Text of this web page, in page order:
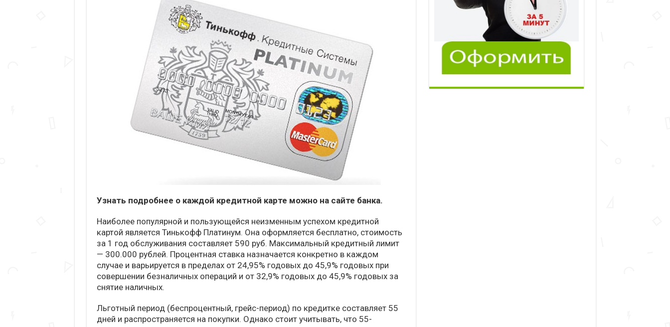
Узнать подробнее о каждой кредитной карте можно на сайте банка.
Наиболее популярной и пользующейся неизменным успехом кредитной
картой является Тинькофф Платинум. Она оформляется бесплатно, стоимость
за 1 год обслуживания составляет 590 руб. Максимальный кредитный лимит
— 300.000 рублей. Процентная ставка назначается конкретно в каждом
случае и варьируется в пределах от 24,95% годовых до 45,9% годовых при
совершении безналичных операций и от 32,9% годовых до 45,9% годовых за
снятие наличных.
Льготный период (беспроцентный, грейс-период) по кредитке составляет 55
дней и распространяется на покупки. Однако стоит учитывать, что 55-